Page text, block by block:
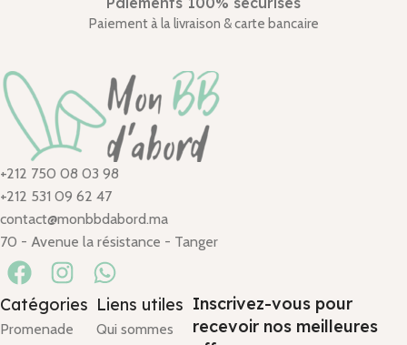
Paiement à la livraison & carte bancaire
+212 750 08 03 98
+212 531 09 62 47
contact@monbbdabord.ma
70 - Avenue la résistance - Tanger
Catégories
Promenade
Liens utiles
Qui sommes
Inscrivez-vous pour
recevoir nos meilleures